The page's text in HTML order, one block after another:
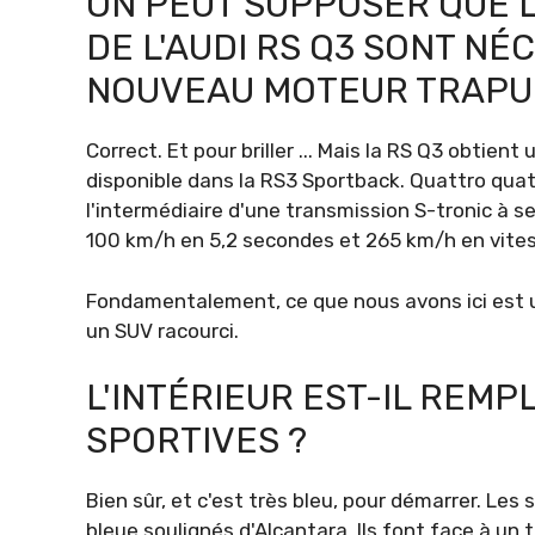
DE L'AUDI RS Q3 SONT
NOUVEAU MOTEUR
Correct. Et pour briller ... Mais la RS Q3
disponible dans la RS3 Sportback. Quattro
l'intermédiaire d'une transmission S-tronic à
100 km/h en 5,2 secondes et 265 km/h en
Fondamentalement, ce que nous avons ici est
un SUV racourci.
L'INTÉRIEUR EST-IL
SPORTIVES ?
Bien sûr, et c'est très bleu, pour démarrer.